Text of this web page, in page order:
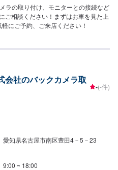
ラの取り付け、モニターとの接続など
ご相談ください！まずはお車を見た上
にご予約、ご来店ください！
会社のバックカメラ取
-(-件)
愛知県名古屋市南区豊田4－5－23
9:00 ~ 18:00